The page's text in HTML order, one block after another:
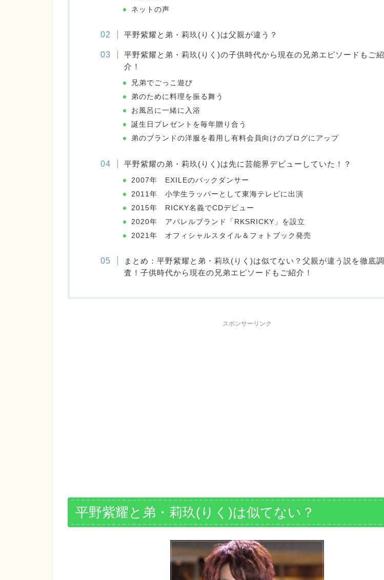
ネットの声
平野紫耀と弟・莉玖(りく)は父親が違う？
平野紫耀と弟・莉玖(りく)の子供時代から現在の兄弟エピソードもご紹
介！
兄弟でごっこ遊び
弟のために料理を振る舞う
お風呂に一緒に入浴
誕生日プレゼントを毎年贈り合う
弟のブランドの洋服を着用し有料会員向けのブログにアップ
平野紫耀の弟・莉玖(りく)は先に芸能界デビューしていた！？
2007年 EXILEのバックダンサー
2011年 小学生ラッパーとして東海テレビに出演
2015年 RICKY名義でCDデビュー
2020年 アパレルブランド「RKSRICKY」を設立
2021年 オフィシャルスタイル＆フォトブック発売
まとめ：平野紫耀と弟・莉玖(りく)は似てない？父親が違う説を徹底調
査！子供時代から現在の兄弟エピソードもご紹介！
スポンサーリンク
平野紫耀と弟・莉玖(りく)は似てない？